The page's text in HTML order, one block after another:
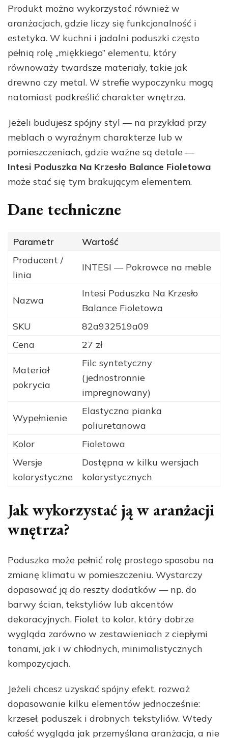
Produkt można wykorzystać również w
aranżacjach, gdzie liczy się funkcjonalność i
estetyka. W kuchni i jadalni poduszki często
pełnią rolę „miękkiego” elementu, który
równoważy twardsze materiały, takie jak
drewno czy metal. W strefie wypoczynku mogą
natomiast podkreślić charakter wnętrza.
Jeżeli budujesz spójny styl — na przykład przy
meblach o wyraźnym charakterze lub w
pomieszczeniach, gdzie ważne są detale —
Intesi Poduszka Na Krzesło Balance Fioletowa
może stać się tym brakującym elementem.
Dane techniczne
Parametr
Wartość
Producent /
linia
INTESI — Pokrowce na meble
Nazwa
Intesi Poduszka Na Krzesło
Balance Fioletowa
SKU
82a932519a09
Cena
27 zł
Materiał
pokrycia
Filc syntetyczny
(jednostronnie
impregnowany)
Wypełnienie
Elastyczna pianka
poliuretanowa
Kolor
Fioletowa
Wersje
kolorystyczne
Dostępna w kilku wersjach
kolorystycznych
Jak wykorzystać ją w aranżacji
wnętrza?
Poduszka może pełnić rolę prostego sposobu na
zmianę klimatu w pomieszczeniu. Wystarczy
dopasować ją do reszty dodatków — np. do
barwy ścian, tekstyliów lub akcentów
dekoracyjnych. Fiolet to kolor, który dobrze
wygląda zarówno w zestawieniach z ciepłymi
tonami, jak i w chłodnych, minimalistycznych
kompozycjach.
Jeżeli chcesz uzyskać spójny efekt, rozważ
dopasowanie kilku elementów jednocześnie:
krzeseł, poduszek i drobnych tekstyliów. Wtedy
całość wygląda jak przemyślana aranżacja, a nie